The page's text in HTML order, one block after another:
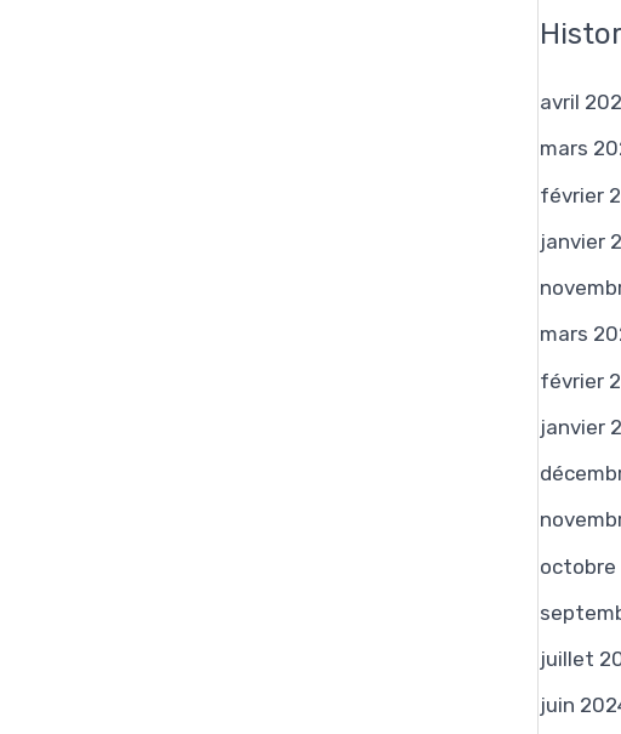
h
e
r
:
avril
mars
février
janvier
mars
février
janvier
octobre
juillet
juin